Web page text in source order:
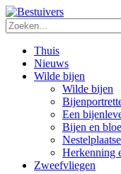
Thuis
Nieuws
Wilde bijen
Wilde bijen
Een
Bijen en
Herkenning
Zweefvliegen